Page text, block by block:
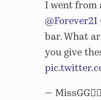
I went from
@Forever21
bar. What
you give
—